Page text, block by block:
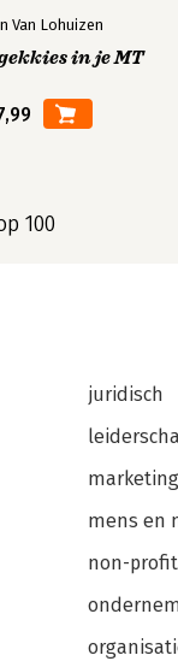
Van Lohuizen
in je MT
100
juridisch
marketing
mens en
non-profit